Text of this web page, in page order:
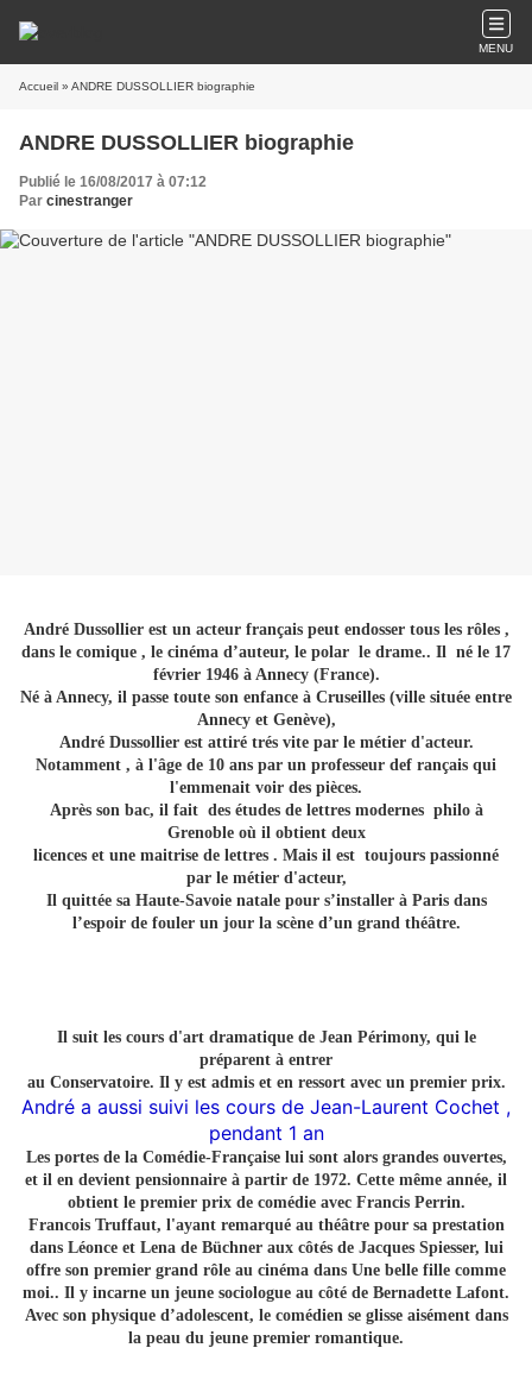
MENU
Accueil » ANDRE DUSSOLLIER biographie
ANDRE DUSSOLLIER biographie
Publié le 16/08/2017 à 07:12
Par cinestranger
André Dussollier est un acteur français peut endosser tous les rôles ,
dans le comique , le cinéma d’auteur, le polar le drame.. Il né le 17
février 1946 à Annecy (France).
Né à Annecy, il passe toute son enfance à Cruseilles (ville située entre
Annecy et Genève),
André Dussollier est attiré trés vite par le métier d'acteur.
Notamment , à l'âge de 10 ans par un professeur def rançais qui
l'emmenait voir des pièces.
Après son bac, il fait des études de lettres modernes philo à
Grenoble où il obtient deux
licences et une maitrise de lettres . Mais il est toujours passionné
par le métier d'acteur,
Il quittée sa Haute-Savoie natale pour s’installer à Paris dans
l’espoir de fouler un jour la scène d’un grand théâtre.
Il suit les cours d'art dramatique de Jean Périmony, qui le
préparent à entrer
au Conservatoire. Il y est admis et en ressort avec un premier prix.
André a aussi suivi les cours de Jean-Laurent Cochet ,
pendant 1 an
Les portes de la Comédie-Française lui sont alors grandes ouvertes,
et il en devient pensionnaire à partir de 1972. Cette même année, il
obtient le premier prix de comédie avec Francis Perrin.
Francois Truffaut, l'ayant remarqué au théâtre pour sa prestation
dans Léonce et Lena de Büchner aux côtés de Jacques Spiesser, lui
offre son premier grand rôle au cinéma dans Une belle fille comme
moi.. Il y incarne un jeune sociologue au côté de Bernadette Lafont.
Avec son physique d’adolescent, le comédien se glisse aisément dans
la peau du jeune premier romantique.